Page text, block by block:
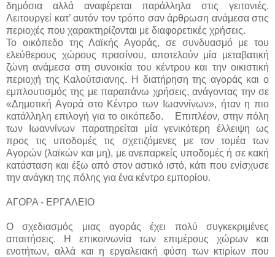
δημόσια αλλά αναφέρεται παράλληλα στις γειτονιές.
Λειτουργεί κατ’ αυτόν τον τρόπο σαν άρθρωση ανάμεσα στις
περιοχές που χαρακτηρίζονται με διαφορετικές χρήσεις.
Το οικόπεδο της Λαϊκής Αγοράς, σε συνδυασμό με του
ελεύθερους χώρους πρασίνου, αποτελούν μία μεταβατική
ζώνη ανάμεσα στη συνοικία του κέντρου και την οικιστική
περιοχή της Καλούτσιανης. Η διατήρηση της αγοράς και ο
εμπλουτισμός της με παραπάνω χρήσεις, ανάγοντας την σε
«Δημοτική Αγορά στο Κέντρο των Ιωαννίνων», ήταν η πιο
κατάλληλη επιλογή για το οικόπεδο.
Επιπλέον, στην πόλη
των Ιωαννίνων παρατηρείται μία γενικότερη έλλειψη ως
προς τις υποδομές τις σχετιζόμενες με τον τομέα των
Αγορών (λαϊκών και μη), με ανεπαρκείς υποδομές ή σε κακή
κατάσταση και έξω από στον αστικό ιστό, κάτι που ενίσχυσε
την ανάγκη της πόλης για ένα κέντρο εμπορίου.
ΑΓΟΡΑ - ΕΡΓΑΛΕΙΟ
Ο σχεδιασμός μιας αγοράς έχει πολύ συγκεκριμένες
απαιτήσεις. Η επικοινωνία των επιμέρους χώρων και
ενοτήτων, αλλά και η εργαλειακή φύση των κτιρίων που